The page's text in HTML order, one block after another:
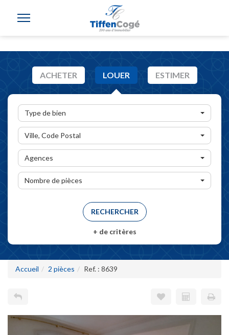
ACHETER LOUER ESTIMER
Type de bien
Ville, Code Postal
Agences
Nombre de pièces
+ de critères
Accueil 2 pièces Ref. : 8639